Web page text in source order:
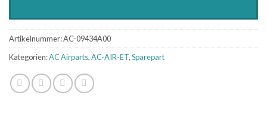
Artikelnummer:AC-09434A00
Kategorien:AC Airparts,AC-AIR-ET,Sparepart